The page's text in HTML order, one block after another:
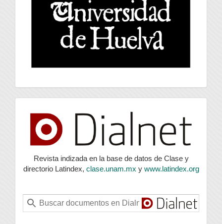
index
Revista indizada en la base de datos de Clase y
directorio Latindex, clase.unam.mx y www.latindex.org